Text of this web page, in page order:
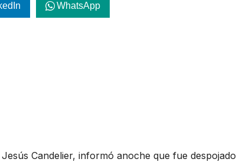
WhatsApp
Candelier, informó anoche que fue despojado